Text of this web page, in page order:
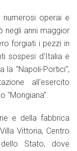
operai e
negli anni maggior
forgiati i pezzi in
sospesi d'Italia e
la "Napoli-Portici",
all'esercito
"Mongiana".
e della fabbrica
Vittoria, Centro
Stato, dove